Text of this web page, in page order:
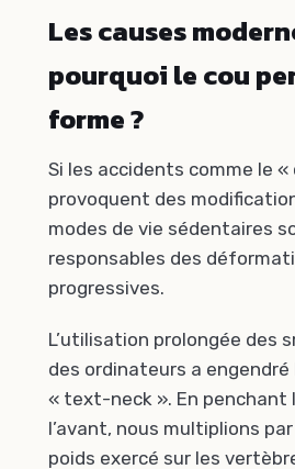
Les causes
pourquoi le cou
forme ?
Si les accidents comme le «
provoquent des
modes de vie sédentaires
responsables des
progressives.
L’utilisation prolongée des
des ordinateurs a engendré
« text-neck ». En penchant
l’avant, nous multiplions
poids exercé sur les